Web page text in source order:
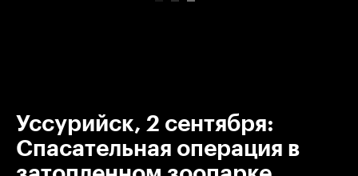
Уссурийск, 2 сентября:
Спасательная операция в